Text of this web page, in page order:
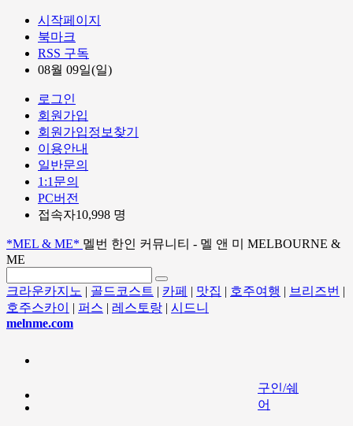
시작페이지
북마크
RSS 구독
08월 09일(일)
로그인
회원가입
회원가입정보찾기
이용안내
일반문의
1:1문의
PC버전
접속자10,998 명
*MEL & ME* 멜번 한인 커뮤니티 - 멜 앤 미 MELBOURNE &
ME
크라운카지노 | 골드코스트 | 카페 | 맛집 | 호주여행 | 브리즈번 |
호주스카이
| 퍼스 | 레스토랑 | 시드니
melnme.com
구인/쉐
어